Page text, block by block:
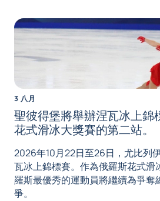
3 八月
聖彼得堡將舉辦涅瓦冰上錦
花式滑冰大獎賽的第二站。
2026年10月22日至26日，尤比列
瓦冰上錦標賽。作為俄羅斯花式滑
羅斯最優秀的運動員將繼續為爭奪
爭。